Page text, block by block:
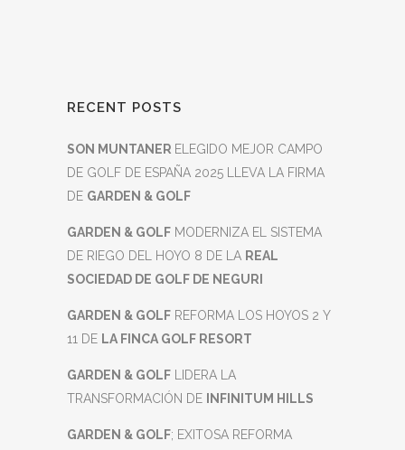
RECENT POSTS
SON MUNTANER ELEGIDO MEJOR CAMPO
DE GOLF DE ESPAÑA 2025 LLEVA LA FIRMA
DE GARDEN & GOLF
GARDEN & GOLF MODERNIZA EL SISTEMA
DE RIEGO DEL HOYO 8 DE LA REAL
SOCIEDAD DE GOLF DE NEGURI
GARDEN & GOLF REFORMA LOS HOYOS 2 Y
11 DE LA FINCA GOLF RESORT
GARDEN & GOLF LIDERA LA
TRANSFORMACIÓN DE
INFINITUM HILLS
GARDEN & GOLF; EXITOSA REFORMA